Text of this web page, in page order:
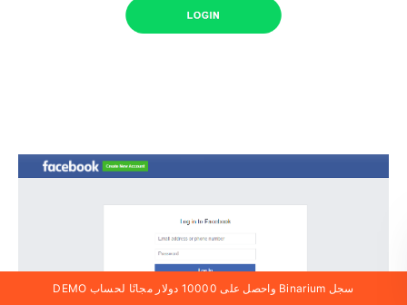
سجل Binarium واحصل على 10000 دولار مجانًا لحساب DEMO